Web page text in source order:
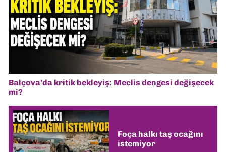
Balçova’da kritik bekleyiş: Meclis dengesi değişecek
mi?
Foça halkı taş ocağını
istemiyor